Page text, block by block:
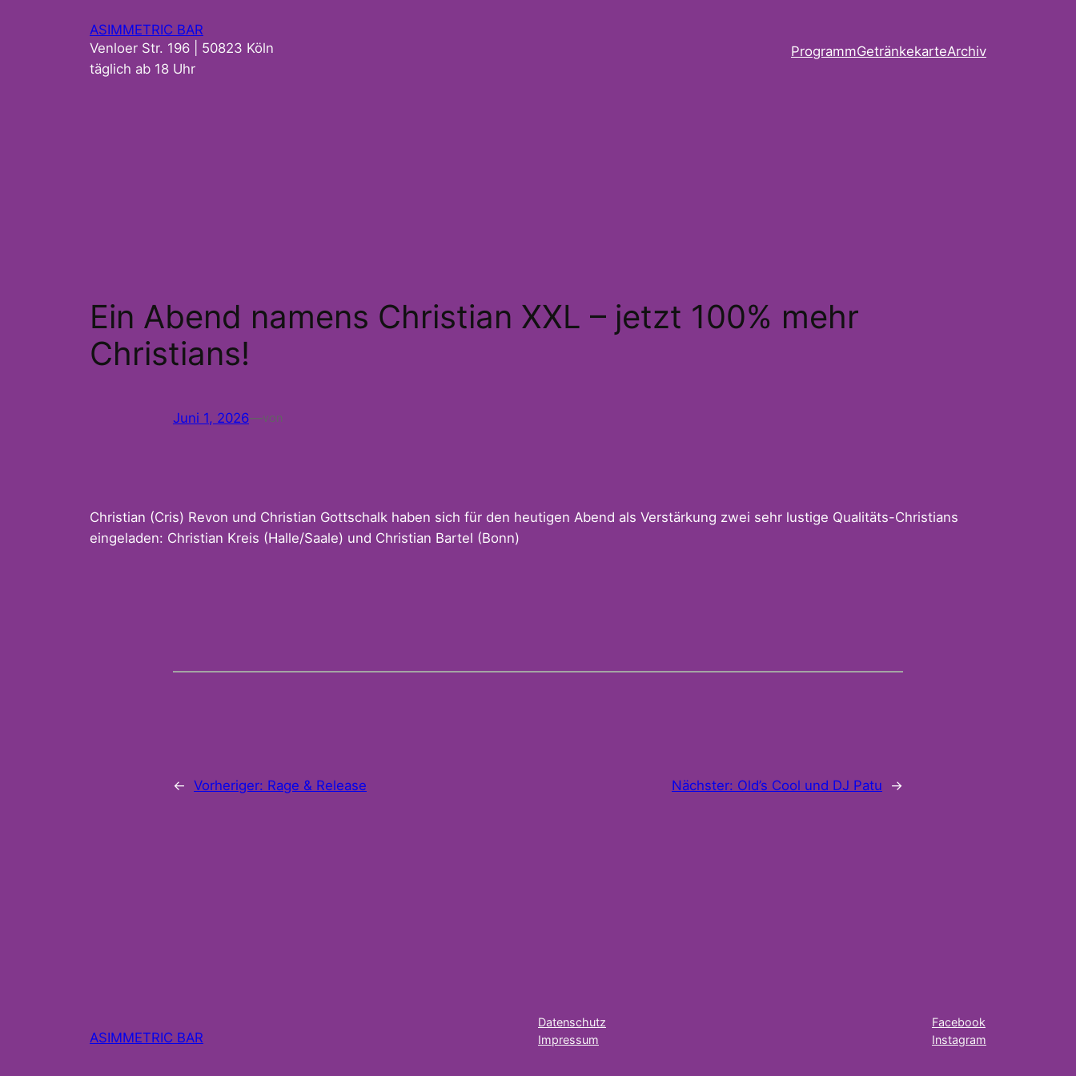
ASIMMETRIC BAR
Venloer Str. 196 | 50823 Köln
täglich ab 18 Uhr
ProgrammGetränkekarteArchiv
Ein Abend namens Christian XXL – jetzt 100% mehr
Christians!
Juni 1, 2026—von
Christian (Cris) Revon und Christian Gottschalk haben sich für den heutigen Abend als Verstärkung zwei sehr lustige Qualitäts-Christians
eingeladen: Christian Kreis (Halle/Saale) und Christian Bartel (Bonn)
← Vorheriger: Rage & Release Nächster: Old’s Cool und DJ Patu →
ASIMMETRIC BAR
Datenschutz
Impressum
Facebook
Instagram